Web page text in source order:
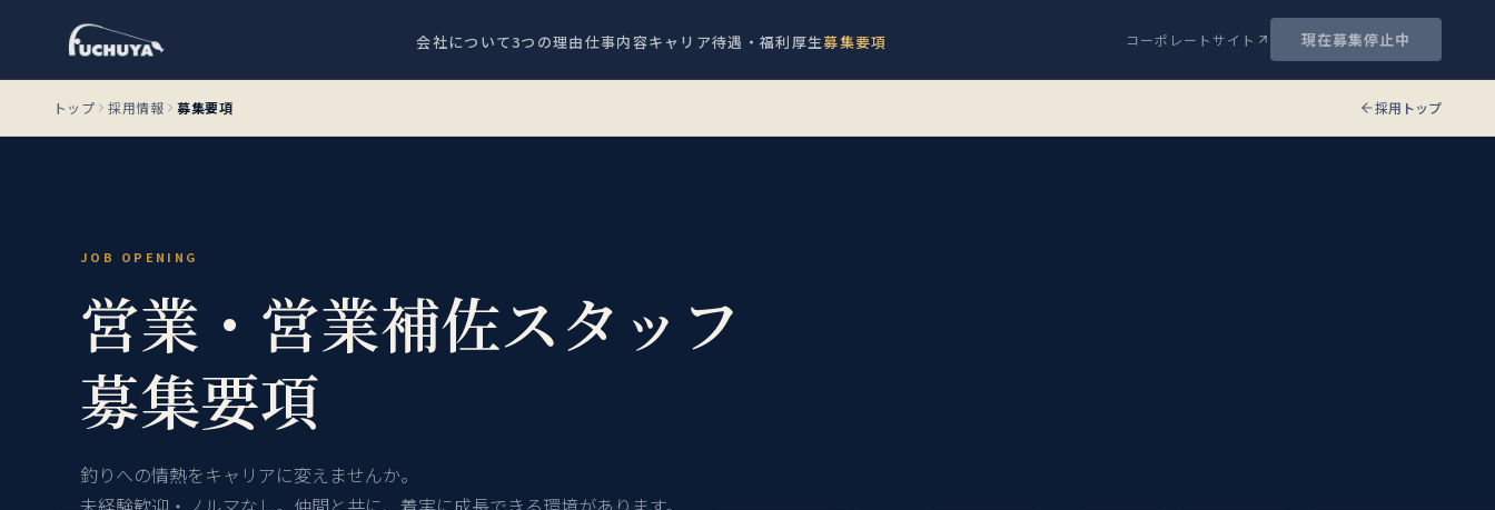
会社について3つの理由仕事内容キャリア待遇・福利厚生募集要項 コーポレートサイト 現在募集停止中
トップ 採用情報 募集要項 採用トップ
JOB OPENING
営業・営業補佐スタッフ
募集要項
釣りへの情熱をキャリアに変えませんか。